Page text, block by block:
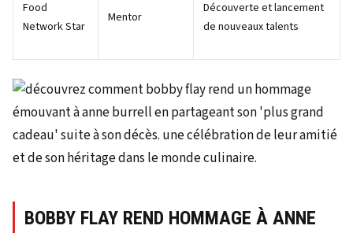
Food
Network Star
Mentor
Découverte et lancement
de nouveaux talents
BOBBY FLAY REND HOMMAGE À ANNE